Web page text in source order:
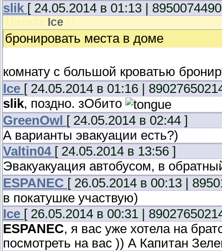
slik [ 24.05.2014 в 01:13 |
Цитата Ice ()
бронировать места в доме
комнату с большой кроватью
Ice [ 24.05.2014 в 01:16 |
slik, поздно. зОбито
GreenOwl
[ 24.05.2014 в 02:44 ]
А варианты эвакуации есть?)
Valtin04 [ 24.05.2014 в 13:56 ]
Эвакуакуация автобусом, в
ESPANEC [ 26.05.2014 в 00:13 |
в покатушке участвую)
Ice [ 26.05.2014 в 00:31 |
ESPANEC, я вас уже хотела на
посмотреть на вас )) А Капитан